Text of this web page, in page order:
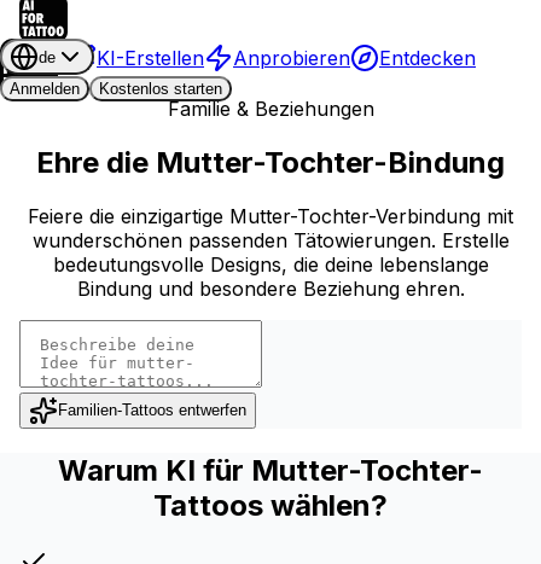
KI-Erstellen Anprobieren Entdecken
de
Anmelden
Kostenlos starten
Familie & Beziehungen
Ehre die Mutter-Tochter-Bindung
Feiere die einzigartige Mutter-Tochter-Verbindung mit
wunderschönen passenden Tätowierungen. Erstelle
bedeutungsvolle Designs, die deine lebenslange
Bindung und besondere Beziehung ehren.
Familien-Tattoos entwerfen
Warum KI für Mutter-Tochter-
Tattoos wählen?